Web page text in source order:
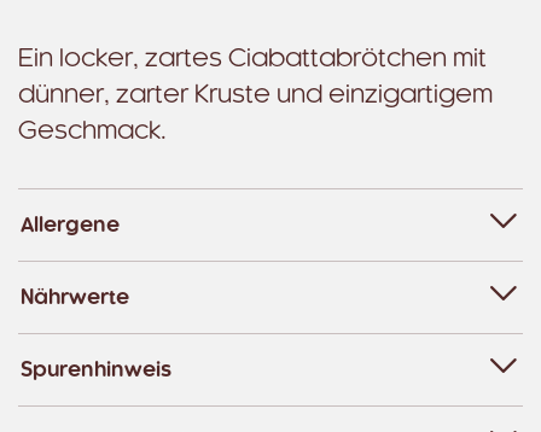
Ein locker, zartes Ciabattabrötchen mit
dünner, zarter Kruste und einzigartigem
Geschmack.
Allergene
Nährwerte
Spurenhinweis